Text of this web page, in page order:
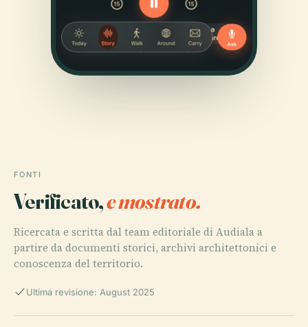
FONTI
Verificato,e mostrato.
Ricercata e scritta dal team editoriale di Audiala a
partire da documenti storici, archivi architettonici e
conoscenza del territorio.
Ultima revisione: August 2025